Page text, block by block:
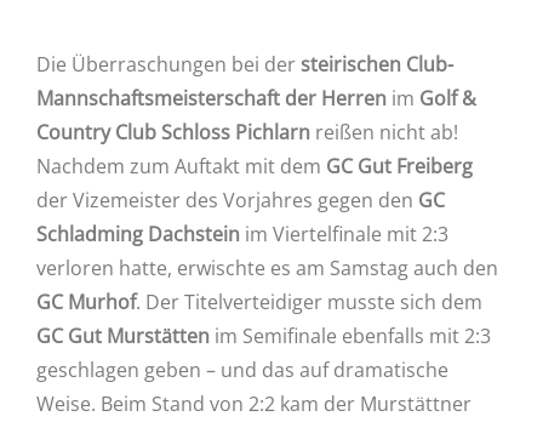
Die Überraschungen bei dersteirischen Club-
Mannschaftsmeisterschaft der Herren im Golf &
Country Club Schloss Pichlarn reißen nicht ab!
Nachdem zum Auftakt mit dem GC Gut Freiberg
der Vizemeister des Vorjahres gegen den GC
Schladming Dachstein im Viertelfinale mit 2:3
verloren hatte, erwischte es am Samstag auch den
GC Murhof. Der Titelverteidiger musste sich dem
GC Gut Murstätten im Semifinale ebenfalls mit 2:3
geschlagen geben – und das auf dramatische
Weise. Beim Stand von 2:2 kam der Murstättner